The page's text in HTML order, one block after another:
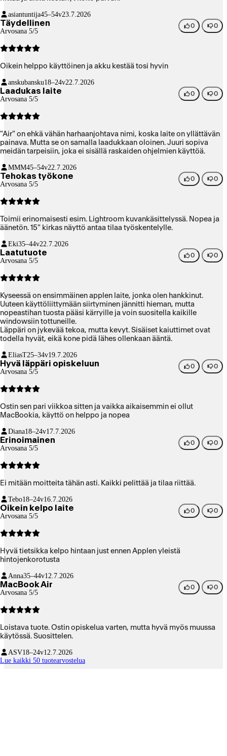
asiantuntija45–54v23.7.2026
Täydellinen
Arvosana 5/5
0 0
Oikein helppo käyttöinen ja akku kestää tosi hyvin
anskubansku18–24v22.7.2026
Laadukas laite
Arvosana 5/5
0 0
"Air" on ehkä vähän harhaanjohtava nimi, koska laite on yllättävän
painava. Mutta se on samalla laadukkaan oloinen. Juuri sopiva
meidän tarpeisiin, joka ei sisällä raskaiden ohjelmien käyttöä.
MMM45–54v22.7.2026
Tehokas työkone
Arvosana 5/5
0 0
Toimii erinomaisesti esim. Lightroom kuvankäsittelyssä. Nopea ja
äänetön. 15" kirkas näyttö antaa tilaa työskentelylle.
Eki35–44v22.7.2026
Laatutuote
Arvosana 5/5
0 0
Kyseessä on ensimmäinen applen laite, jonka olen hankkinut.
Uuteen käyttöliittymään siirtyminen jännitti hieman, mutta
nopeastihan tuosta pääsi kärryille ja voin suositella kaikille
windowsiin tottuneille.
Läppäri on jykevää tekoa, mutta kevyt. Sisäiset kaiuttimet ovat
todella hyvät, eikä kone pidä lähes ollenkaan ääntä.
EliasT25–34v19.7.2026
Hyvä läppäri opiskeluun
Arvosana 5/5
0 0
Ostin sen pari viikkoa sitten ja vaikka aikaisemmin ei ollut
MacBookia, käyttö on helppo ja nopea
Diana18–24v17.7.2026
Erinoimainen
Arvosana 5/5
0 0
Ei mitään moitteita tähän asti. Kaikki pelittää ja tilaa riittää.
Tebo18–24v16.7.2026
Oikein kelpo laite
Arvosana 5/5
0 0
Hyvä tietsikka kelpo hintaan just ennen Applen yleistä
hintojenkorotusta
Anna35–44v12.7.2026
MacBook Air
Arvosana 5/5
0 0
Loistava tuote. Ostin opiskelua varten, mutta hyvä myös muussa
käytössä. Suosittelen.
ASV18–24v12.7.2026
Lue kaikki 50 tuotearvostelua